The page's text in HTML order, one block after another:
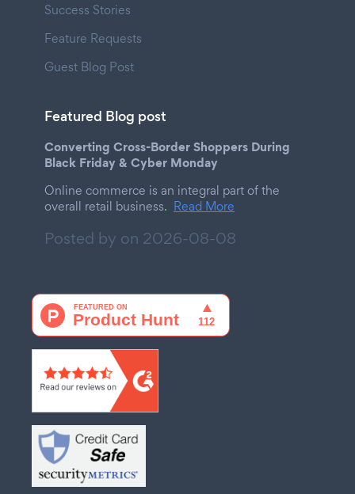
Success Stories
Feature Requests
Guest Blog Post
Featured Blog post
Converting Cross-Border Shoppers During
Black Friday & Cyber Monday
Online commerce is an integral part of the
overall retail business. Read More
Posted by on 2026-08-08